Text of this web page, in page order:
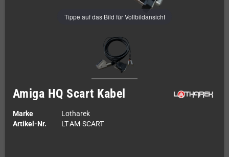
Tippe auf das Bild für Vollbildansicht
Amiga HQ Scart Kabel
Marke
Lotharek
Artikel-Nr.
LT-AM-SCART